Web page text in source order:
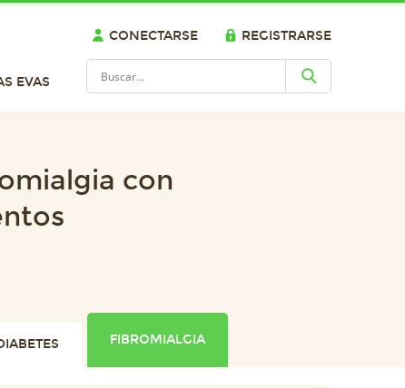
CONECTARSE REGISTRARSE
EVAS
con
FIBROMIALGIA